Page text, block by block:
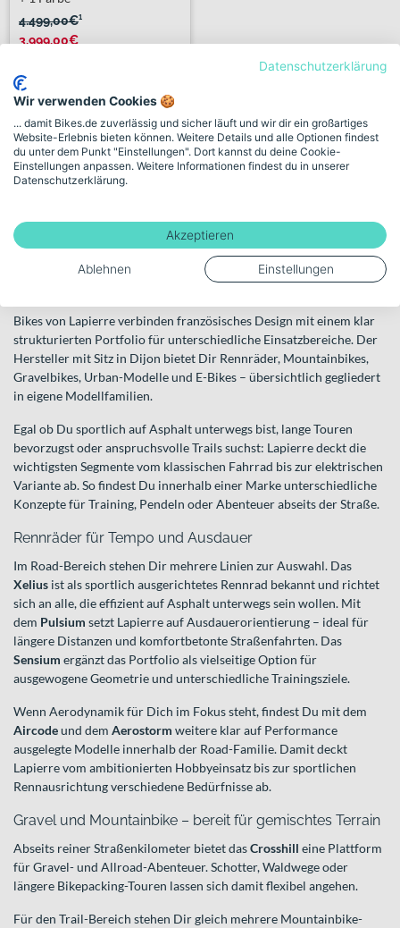
4.499,00€¹
3.999,00€
Verkauf durch Händler:
Bikescheune Neukirchen
222 km
Bikes von Lapierre – Vielfalt aus
Dijon für Straße, Trail und Alltag
Bikes von Lapierre verbinden französisches Design mit einem klar
strukturierten Portfolio für unterschiedliche Einsatzbereiche. Der
Hersteller mit Sitz in Dijon bietet Dir Rennräder, Mountainbikes,
Gravelbikes, Urban-Modelle und E-Bikes – übersichtlich gegliedert
in eigene Modellfamilien.
Egal ob Du sportlich auf Asphalt unterwegs bist, lange Touren
bevorzugst oder anspruchsvolle Trails suchst: Lapierre deckt die
wichtigsten Segmente vom klassischen Fahrrad bis zur elektrischen
Variante ab. So findest Du innerhalb einer Marke unterschiedliche
Konzepte für Training, Pendeln oder Abenteuer abseits der Straße.
Rennräder für Tempo und Ausdauer
Im Road-Bereich stehen Dir mehrere Linien zur Auswahl. Das
Xelius ist als sportlich ausgerichtetes Rennrad bekannt und richtet
sich an alle, die effizient auf Asphalt unterwegs sein wollen. Mit
dem Pulsium setzt Lapierre auf Ausdauerorientierung – ideal für
längere Distanzen und komfortbetonte Straßenfahrten. Das
Sensium ergänzt das Portfolio als vielseitige Option für
ausgewogene Geometrie und unterschiedliche Trainingsziele.
Wenn Aerodynamik für Dich im Fokus steht, findest Du mit dem
Aircodeund dem Aerostorm weitere klar auf Performance
ausgelegte Modelle innerhalb der Road-Familie. Damit deckt
Lapierre vom ambitionierten Hobbyeinsatz bis zur sportlichen
Rennausrichtung verschiedene Bedürfnisse ab.
Gravel und Mountainbike – bereit für gemischtes Terrain
Abseits reiner Straßenkilometer bietet dasCrosshill eine Plattform
für Gravel- und Allroad-Abenteuer. Schotter, Waldwege oder
längere Bikepacking-Touren lassen sich damit flexibel angehen.
Für den Trail-Bereich stehen Dir gleich mehrere Mountainbike-
Datenschutzerklärung
Wir verwenden Cookies 🍪
... damit Bikes.de zuverlässig und sicher läuft und wir dir ein großartiges
Website-Erlebnis bieten können. Weitere Details und alle Optionen findest
du unter dem Punkt "Einstellungen". Dort kannst du deine Cookie-
Einstellungen anpassen. Weitere Informationen findest du in unserer
Datenschutzerklärung.
Akzeptieren
Ablehnen Einstellungen